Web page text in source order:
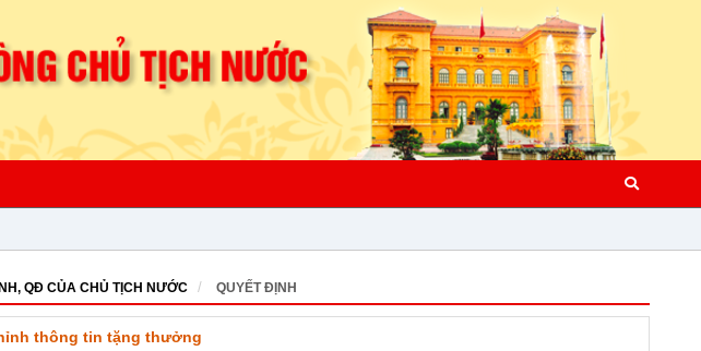
QĐ CỦA CHỦ TỊCH NƯỚC QUYẾT ĐỊNH
thông tin tặng thưởng